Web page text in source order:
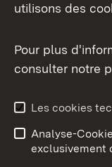
Aperçu des
utilisons des
Pour plus
consulter notre
Les cookies
Analyse-
exclusivement